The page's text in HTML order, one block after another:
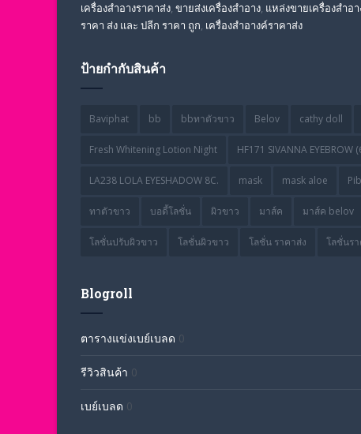
เครื่องสําอางราคาส่ง, ขายส่งเครื่องสําอาง, แหล่งขายเครื่องสําอา
ราคา ส่ง และ ปลีก ราคา ถูก, เครื่องสำอางค์ราคาส่ง
ป้ายกำกับสินค้า
Baviphat bb bbทาตัวขาว Belov cathy doll
Fresh Whitening Lotion Night HF171 SIVANNA EYEBROW
LA238 LOLA EYESHADOW 8C. mask mask aloe
ทาตัวขาว บอดี้โลชั่น ผิวขาว มาส์ค มาส์ค belov
โลชั่นปรับผิวขาว โลชั่นผิวขาว โลชั่น ราคาส่ง โลชั่นร
Blogroll
ตารางแข่งเบย์เบลด 0
รีวิวสินค้า 0
เบย์เบลด 0